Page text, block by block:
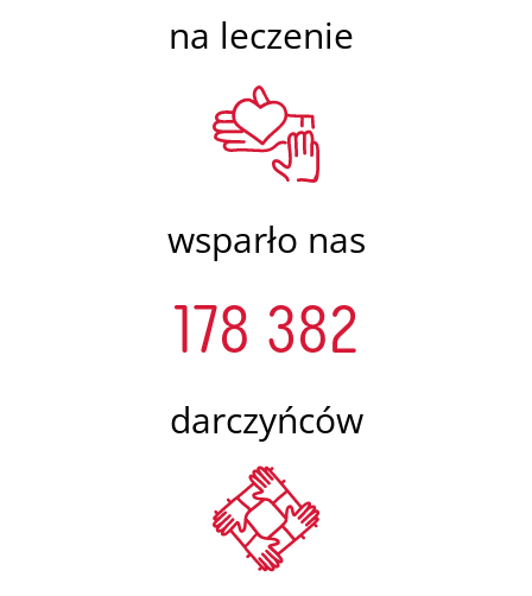
na leczenie
wsparło nas
178 382
darczyńców